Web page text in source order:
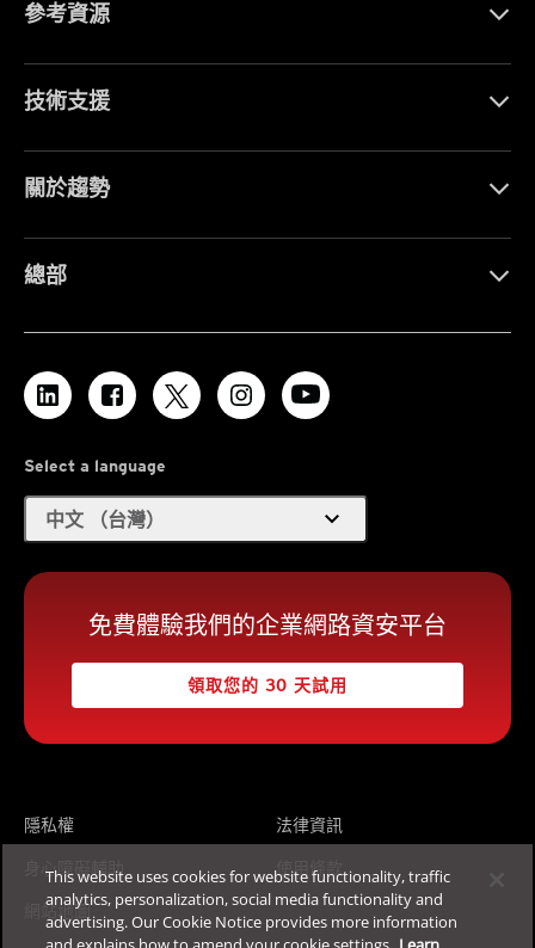
參考資源
技術支援
關於趨勢
總部
Select a language
中文 （台灣） expand_more
免費體驗我們的企業網路資安平台
領取您的 30 天試用
隱私權
法律資訊
身心障礙輔助
使用條款
網站地圖
This website uses cookies for website functionality, traffic
analytics, personalization, social media functionality and
advertising. Our Cookie Notice provides more information